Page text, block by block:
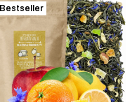
Bestseller